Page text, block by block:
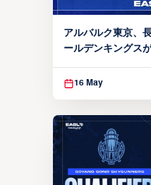
アルバルク東京、
ールデンキングス
16 May